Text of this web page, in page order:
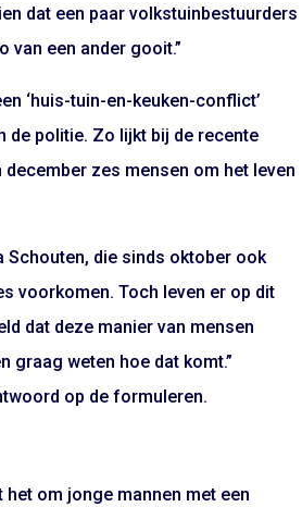
dat een paar volkstuinbestuurders
van een ander gooit.”
‘huis-tuin-en-keuken-conflict’
de politie. Zo lijkt bij de recente
zes mensen om het leven
Schouten, die sinds oktober ook
voorkomen. Toch leven er op dit
dat deze manier van mensen
graag weten hoe dat komt.”
op de formuleren.
om jonge mannen met een